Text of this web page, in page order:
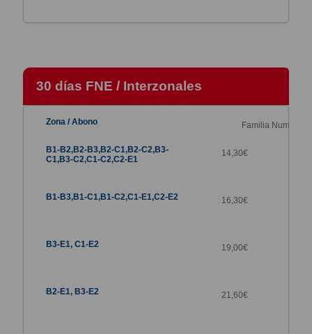
30 días FNE / Interzonales
Familia
14,30€
16,30€
19,00€
21,60€